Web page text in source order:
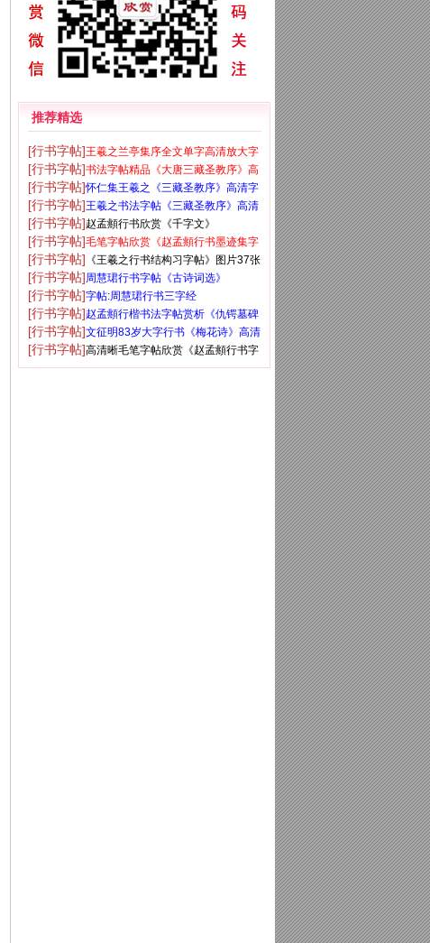
推荐精选
[行书字帖]王羲之兰亭集序全文单字高清放大字
帖
[行书字帖]书法字帖精品《大唐三藏圣教序》高
清晰米字格版
[行书字帖]怀仁集王羲之《三藏圣教序》高清字
帖
[行书字帖]王羲之书法字帖《三藏圣教序》高清
大图
[行书字帖]赵孟頫行书欣赏《千字文》
[行书字帖]毛笔字帖欣赏《赵孟頫行书墨迹集字
古诗》
[行书字帖] 《王羲之行书结构习字帖》图片37张
[行书字帖]周慧珺行书字帖《古诗词选》
[行书字帖]字帖:周慧珺行书三字经
[行书字帖]赵孟頫行楷书法字帖赏析《仇锷墓碑
铭》
[行书字帖]文征明83岁大字行书《梅花诗》高清
大图
[行书字帖]高清晰毛笔字帖欣赏《赵孟頫行书字
帖》